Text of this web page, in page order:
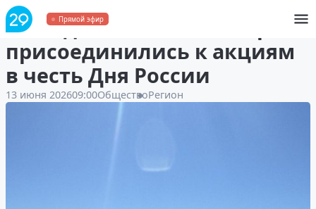
Прямой эфир
Молодые жители Поморья
присоединились к акциям
в честь Дня России
13 июня 202609:00ОбществоРегион